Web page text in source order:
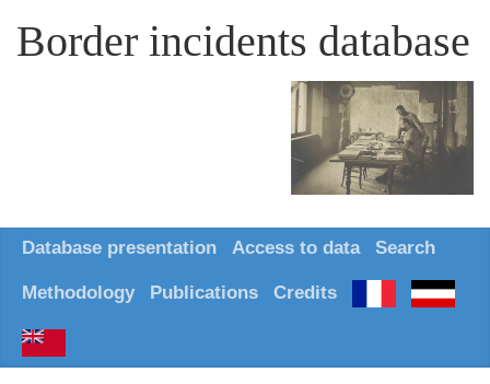
Border incidents database
Database presentation Access to data Search
Methodology Publications Credits